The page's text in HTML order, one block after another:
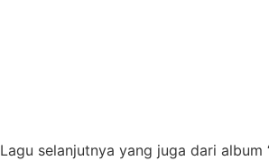
Lagu selanjutnya yang juga dari album